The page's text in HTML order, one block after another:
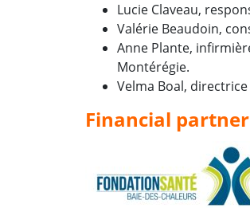
Lucie Claveau,
Valérie Beaudoin,
Anne Plante,
Montérégie.
Velma Boal,
Financial